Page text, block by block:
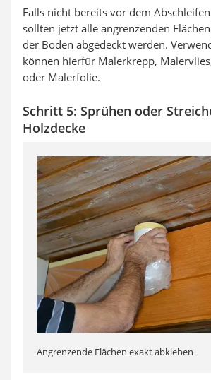
Falls nicht bereits vor dem
sollten jetzt alle angrenzenden
der Boden abgedeckt werden.
können hierfür Malerkrepp,
oder Malerfolie.
Schritt 5: Sprühen oder
Holzdecke
Angrenzende Flächen exakt abkleben